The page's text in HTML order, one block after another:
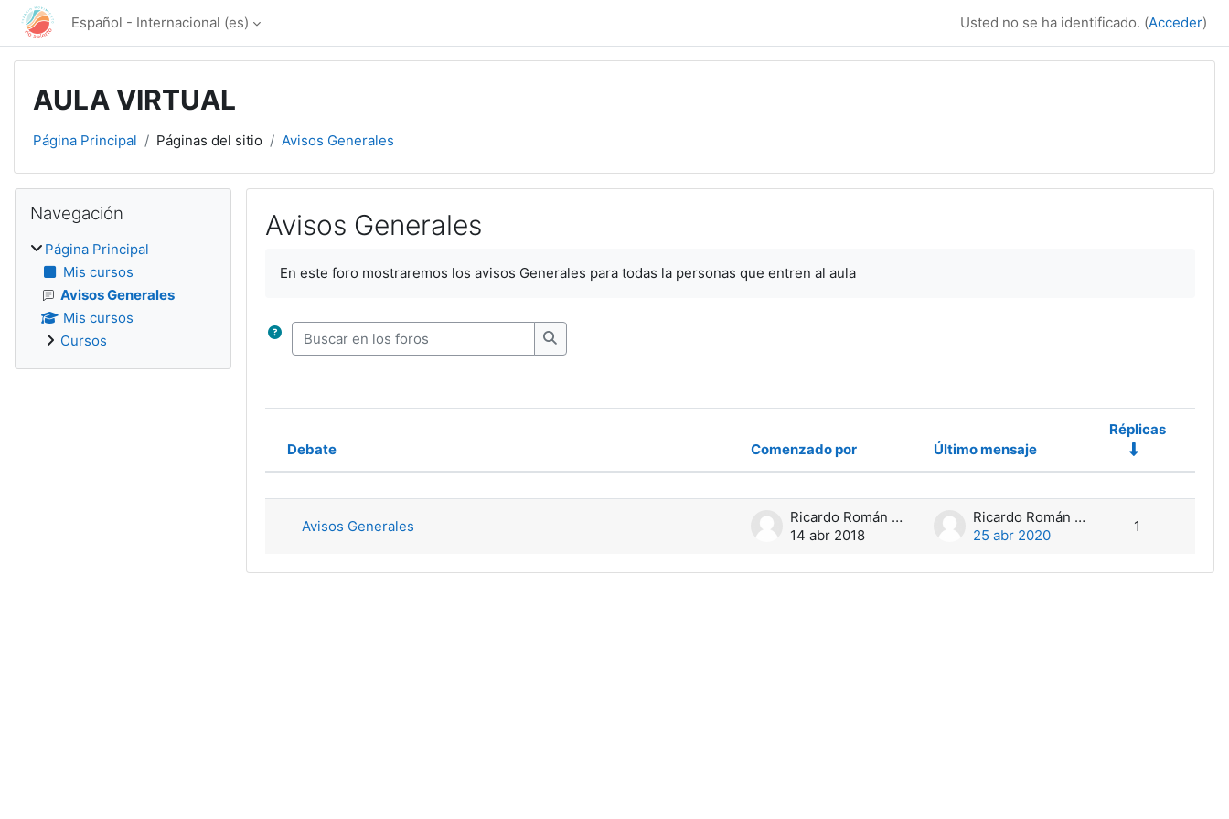
Salta al contenido principal
Español - Internacional ‎(es)‎ Usted no se ha identificado. (Acceder)
AULA VIRTUAL
Página Principal Páginas del sitio Avisos Generales
Avisos Generales
En este foro mostraremos los avisos Generales para todas la personas que entren al aula
Buscar en los foros
Buscar en los foros
Estado
Debate Comenzado por Último mensaje
Réplicas
Avisos Generales
Ricardo Román Mateos
14 abr 2018
Ricardo Román Mateos
25 abr 2020
1
Bloques
Navegación
Página Principal
Mis cursos
Avisos Generales
Mis cursos
Cursos